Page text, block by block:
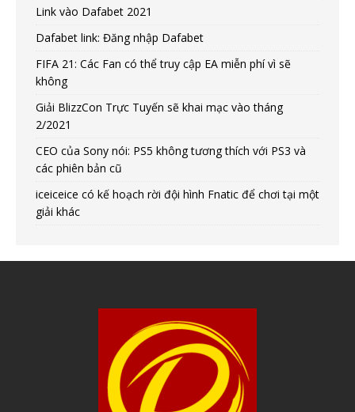
Link vào Dafabet 2021
Dafabet link: Đăng nhập Dafabet
FIFA 21: Các Fan có thể truy cập EA miễn phí vì sẽ
không
Giải BlizzCon Trực Tuyến sẽ khai mạc vào tháng
2/2021
CEO của Sony nói: PS5 không tương thích với PS3 và
các phiên bản cũ
iceiceice có kế hoạch rời đội hình Fnatic để chơi tại một
giải khác